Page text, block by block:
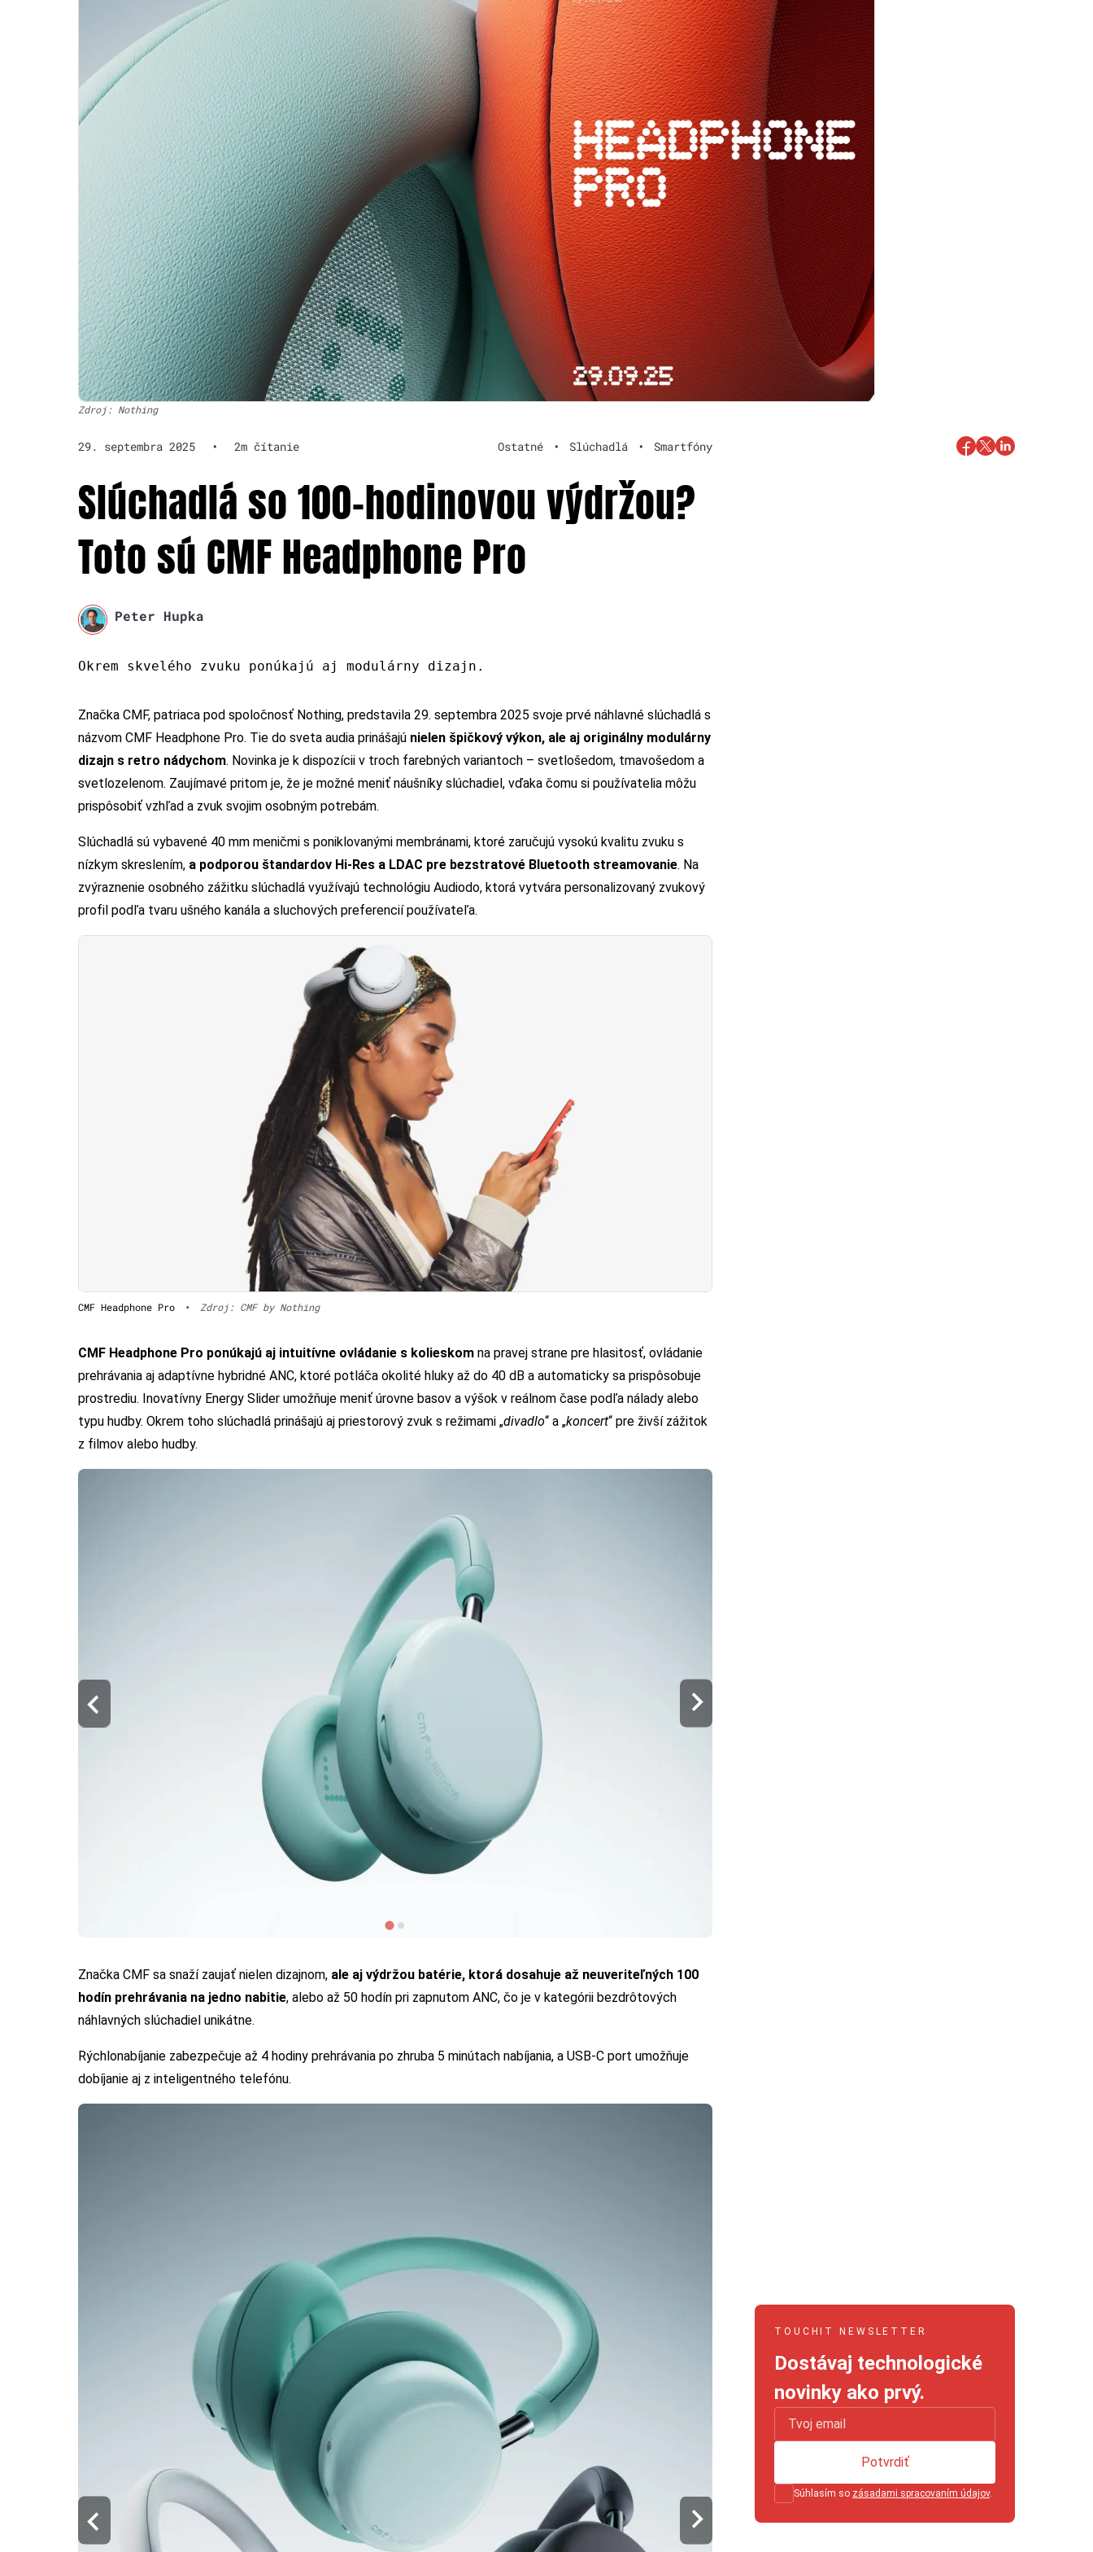
Zdroj: Nothing
29. septembra 2025 • 2m čítanie Ostatné • Slúchadlá • Smartfóny
Slúchadlá so 100-hodinovou výdržou?
Toto sú CMF Headphone Pro
Peter Hupka
Okrem skvelého zvuku ponúkajú aj modulárny dizajn.
Značka CMF, patriaca pod spoločnosť Nothing, predstavila 29. septembra 2025 svoje prvé náhlavné slúchadlá s
názvom CMF Headphone Pro. Tie do sveta audia prinášajú nielen špičkový výkon, ale aj originálny modulárny
dizajn s retro nádychom. Novinka je k dispozícii v troch farebných variantoch – svetlošedom, tmavošedom a
svetlozelenom. Zaujímavé pritom je, že je možné meniť náušníky slúchadiel, vďaka čomu si používatelia môžu
prispôsobiť vzhľad a zvuk svojim osobným potrebám.
Slúchadlá sú vybavené 40 mm meničmi s poniklovanými membránami, ktoré zaručujú vysokú kvalitu zvuku s
nízkym skreslením, a podporou štandardov Hi-Res a LDAC pre bezstratové Bluetooth streamovanie. Na
zvýraznenie osobného zážitku slúchadlá využívajú technológiu Audiodo, ktorá vytvára personalizovaný zvukový
profil podľa tvaru ušného kanála a sluchových preferencií používateľa.
CMF Headphone Pro • Zdroj: CMF by Nothing
CMF Headphone Pro ponúkajú aj intuitívne ovládanie s kolieskom na pravej strane pre hlasitosť, ovládanie
prehrávania aj adaptívne hybridné ANC, ktoré potláča okolité hluky až do 40 dB a automaticky sa prispôsobuje
prostrediu. Inovatívny Energy Slider umožňuje meniť úrovne basov a výšok v reálnom čase podľa nálady alebo
typu hudby. Okrem toho slúchadlá prinášajú aj priestorový zvuk s režimami „divadlo“ a „koncert“ pre živší zážitok
z filmov alebo hudby.
Značka CMF sa snaží zaujať nielen dizajnom, ale aj výdržou batérie, ktorá dosahuje až neuveriteľných 100
hodín prehrávania na jedno nabitie, alebo až 50 hodín pri zapnutom ANC, čo je v kategórii bezdrôtových
náhlavných slúchadiel unikátne.
Rýchlonabíjanie zabezpečuje až 4 hodiny prehrávania po zhruba 5 minútach nabíjania, a USB-C port umožňuje
dobíjanie aj z inteligentného telefónu.
TOUCHIT NEWSLETTER
Dostávaj technologické
novinky ako prvý.
Súhlasím so zásadami spracovaním údajov.
Potvrdiť